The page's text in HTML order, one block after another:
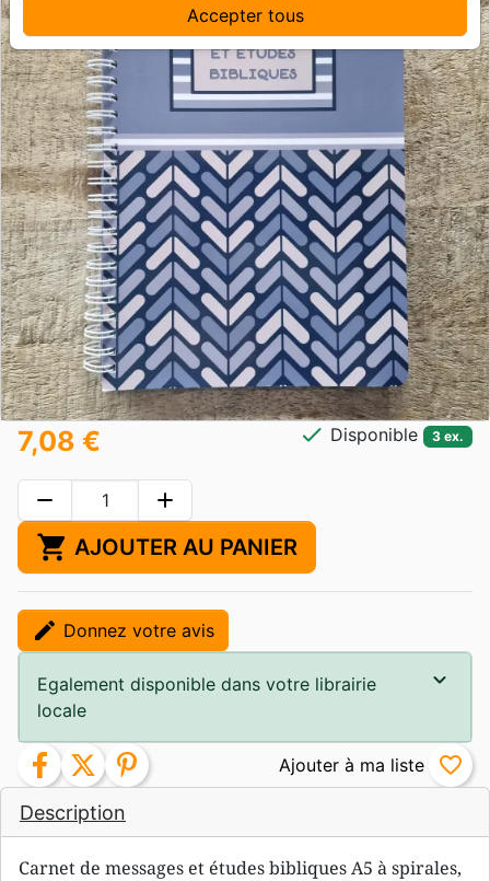
Description
Carnet de messages et études bibliques A5 à spirales,
7,08 € check Disponible 3 ex.
remove add
shopping_cart AJOUTER AU PANIER
edit Donnez votre avis
Egalement disponible dans votre librairie
locale
facebook twitter pinterest favorite_border
Accepter tous